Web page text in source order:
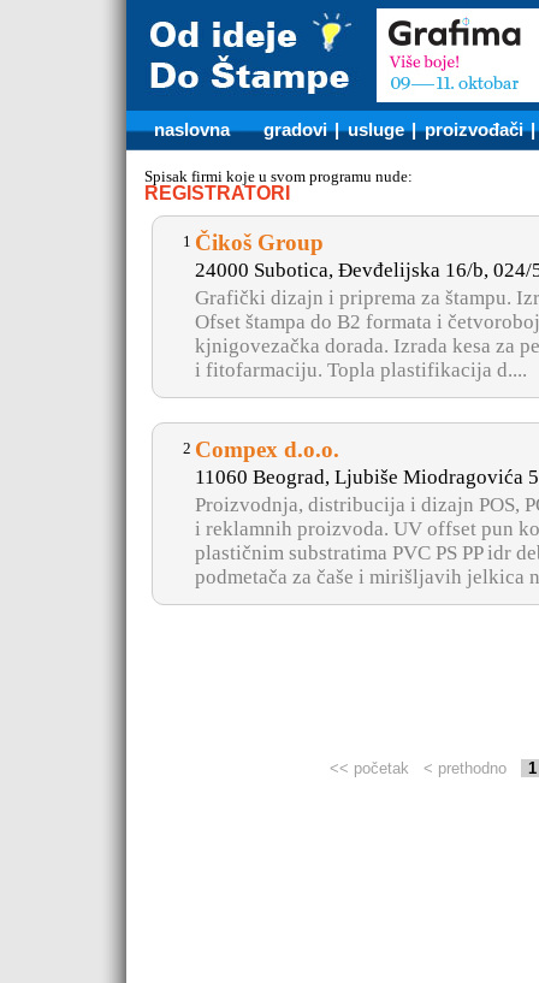
naslovna gradovi |usluge |proizvođači |
Spisak firmi koje u svom programu nude:
REGISTRATORI
1 Čikoš Group
24000 Subotica, Đevđelijska 16/b, 024/
Grafički dizajn i priprema za štampu.
Ofset štampa do B2 formata i
kjnigovezačka dorada. Izrada kesa za
i fitofarmaciju. Topla plastifikacija d....
2 Compex d.o.o.
11060 Beograd, Ljubiše Miodragovića
Proizvodnja, distribucija i dizajn POS,
i reklamnih proizvoda. UV offset pun
plastičnim substratima PVC PS PP idr
podmetača za čaše i mirišljavih jelkica
<< početak < prethodno 1